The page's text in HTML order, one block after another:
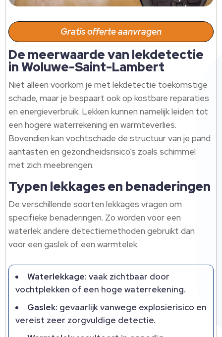
Gratis offerte aanvragen
De meerwaarde van lekdetectie
in Woluwe-Saint-Lambert
Niet alleen voorkom je met lekdetectie toekomstige
schade, maar je bespaart ook op kostbare reparaties
en energieverbruik. Lekken kunnen namelijk leiden tot
een hogere waterrekening en warmteverlies.
Bovendien kan vochtschade de structuur van je pand
aantasten en gezondheidsrisico’s zoals schimmel
met zich meebrengen.
Typen lekkages en benaderingen
De verschillende soorten lekkages vragen om
specifieke benaderingen. Zo worden voor een
waterlek andere detectiemethoden gebruikt dan
voor een gaslek of een warmtelek.
Waterlekkage: vaak zichtbaar door
vochtplekken of een hoge waterrekening.
Gaslek: gevaarlijk vanwege explosierisico en
vereist zeer zorgvuldige detectie.